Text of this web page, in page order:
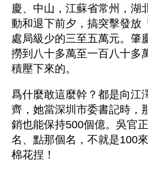
慶、中山，江蘇省常州，湖
動和退下前夕，搞突擊發放
處局級少的三至五萬元。肇
撈到八十多萬至一百八十多
積壓下來的。
爲什麼敢這麼幹？都是向江
齊，她當深圳市委書記時，
銷也能保持500個億。吳官
名、點那個名，不就是100
棉花捏！